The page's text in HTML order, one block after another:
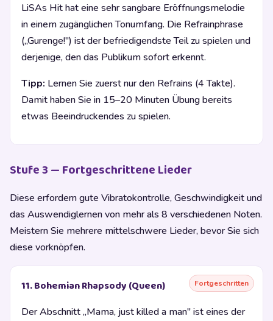
LiSAs Hit hat eine sehr sangbare Eröffnungsmelodie
in einem zugänglichen Tonumfang. Die Refrainphrase
(„Gurenge!") ist der befriedigendste Teil zu spielen und
derjenige, den das Publikum sofort erkennt.
Tipp: Lernen Sie zuerst nur den Refrains (4 Takte).
Damit haben Sie in 15–20 Minuten Übung bereits
etwas Beeindruckendes zu spielen.
Stufe 3 — Fortgeschrittene Lieder
Diese erfordern gute Vibratokontrolle, Geschwindigkeit und
das Auswendiglernen von mehr als 8 verschiedenen Noten.
Meistern Sie mehrere mittelschwere Lieder, bevor Sie sich
diese vorknöpfen.
Fortgeschritten
11. Bohemian Rhapsody (Queen)
Der Abschnitt „Mama, just killed a man" ist eines der